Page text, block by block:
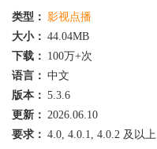
类型： 影视点播
大小： 44.04MB
下载： 100万+次
语言： 中文
版本： 5.3.6
更新： 2026.06.10
要求： 4.0, 4.0.1, 4.0.2 及以上